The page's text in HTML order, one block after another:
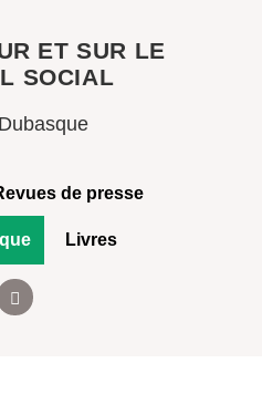
ET SUR LE
SOCIAL
de presse
Livres